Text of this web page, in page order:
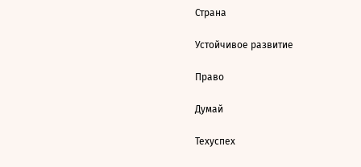
Страна
Устойчивое развитие
Право
Думай
Техуспех